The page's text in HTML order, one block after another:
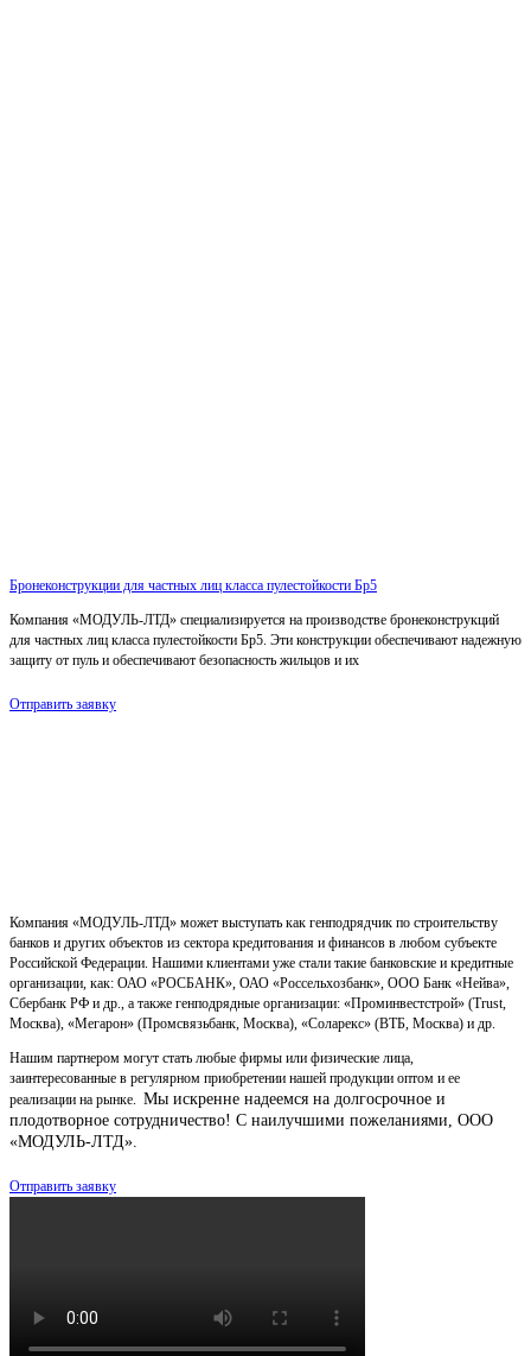
Бронеконструкции для частных лиц класса пулестойкости Бр5
Компания «МОДУЛЬ-ЛТД» специализируется на производстве бронеконструкций
для частных лиц класса пулестойкости Бр5. Эти конструкции обеспечивают надежную
защиту от пуль и обеспечивают безопасность жильцов и их
Отправить заявку
Компания «МОДУЛЬ-ЛТД» может выступать как генподрядчик по строительству
банков и других объектов из сектора кредитования и финансов в любом субъекте
Российской Федерации. Нашими клиентами уже стали такие банковские и кредитные
организации, как: ОАО «РОСБАНК», ОАО «Россельхозбанк», ООО Банк «Нейва»,
Сбербанк РФ и др., а также генподрядные организации: «Проминвестстрой» (Trust,
Москва), «Мегарон» (Промсвязьбанк, Москва), «Соларекс» (ВТБ, Москва) и др.
Нашим партнером могут стать любые фирмы или физические лица,
заинтересованные в регулярном приобретении нашей продукции оптом и ее
реализации на рынке. Мы искренне надеемся на долгосрочное и
плодотворное сотрудничество! С наилучшими пожеланиями, ООО
«МОДУЛЬ-ЛТД».
Отправить заявку